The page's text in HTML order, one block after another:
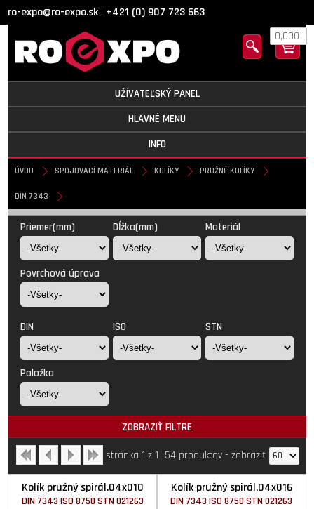
ro-expo@ro-expo.sk | +421 (0) 907 723 663
0,000
UŽÍVATEĽSKÝ PANEL
HLAVNÉ MENU
INFO
ÚVOD SPOJOVACÍ MATERIÁL KOLÍKY PRUŽNÉ KOLÍKY
DIN 7343
DIN 7343
Priemer(mm) Dĺžka(mm) Materiál
Povrchová úprava
DIN ISO STN
Položka
ZOBRAZIŤ FILTRE
stránka 1 z 1 54 produktov- zobraziť
Kolík pružný spirál.04x010
DIN 7343 ISO 8750 STN 021263
Kolík pružný spirál.04x016
DIN 7343 ISO 8750 STN 021263